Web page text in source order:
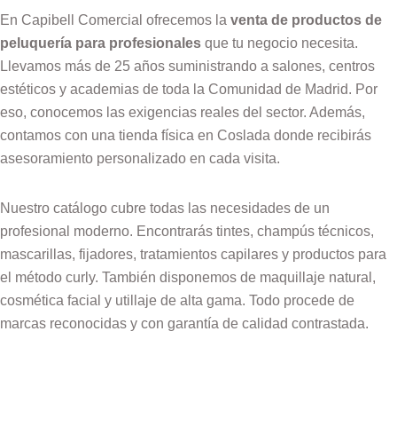
En Capibell Comercial ofrecemos la venta de productos de
peluquería para profesionales que tu negocio necesita.
Llevamos más de 25 años suministrando a salones, centros
estéticos y academias de toda la Comunidad de Madrid. Por
eso, conocemos las exigencias reales del sector. Además,
contamos con una tienda física en Coslada donde recibirás
asesoramiento personalizado en cada visita.
Nuestro catálogo cubre todas las necesidades de un
profesional moderno. Encontrarás tintes, champús técnicos,
mascarillas, fijadores, tratamientos capilares y productos para
el método curly. También disponemos de maquillaje natural,
cosmética facial y utillaje de alta gama. Todo procede de
marcas reconocidas y con garantía de calidad contrastada.